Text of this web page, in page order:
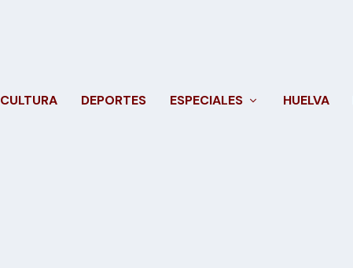
CULTURA DEPORTES ESPECIALES HUELVA